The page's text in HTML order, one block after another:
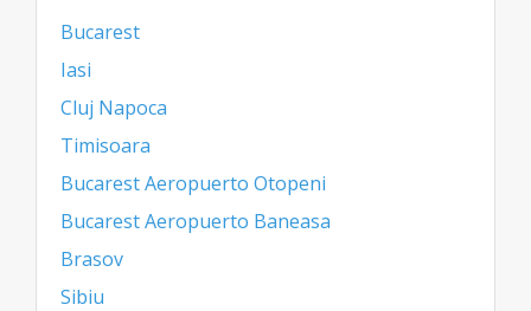
Bucarest
Iasi
Cluj Napoca
Timisoara
Bucarest Aeropuerto Otopeni
Bucarest Aeropuerto Baneasa
Brasov
Sibiu